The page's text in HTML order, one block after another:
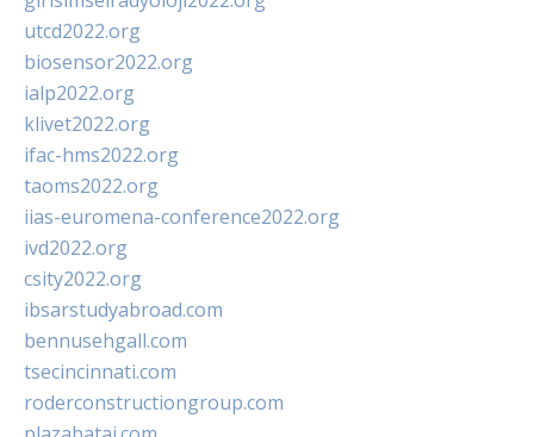
utcd2022.org
biosensor2022.org
ialp2022.org
klivet2022.org
ifac-hms2022.org
taoms2022.org
iias-euromena-conference2022.org
ivd2022.org
csity2022.org
ibsarstudyabroad.com
bennusehgall.com
tsecincinnati.com
roderconstructiongroup.com